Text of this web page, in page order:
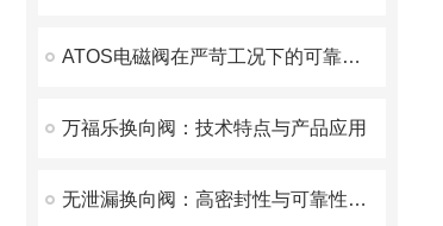
ATOS电磁阀在严苛工况下的可靠性保障
万福乐换向阀：技术特点与产品应用
无泄漏换向阀：高密封性与可靠性的液压解决方案